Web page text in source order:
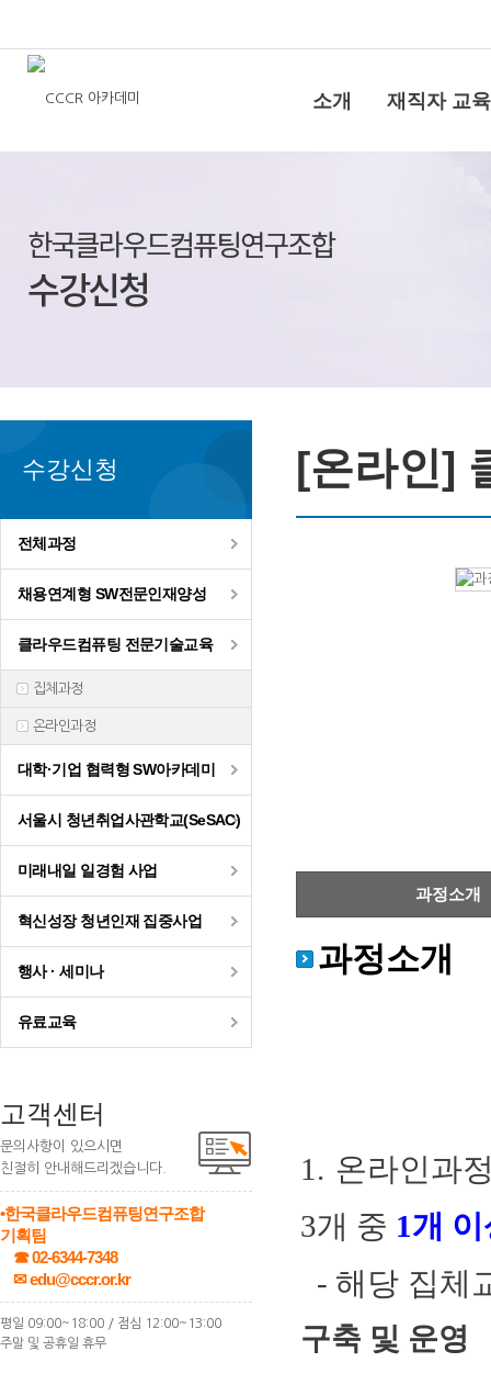
소개 재직자 교육
수강신청
전체과정
채용연계형 SW전문인재양성
클라우드컴퓨팅 전문기술교육
집체과정
온라인과정
대학·기업 협력형 SW아카데미
서울시 청년취업사관학교(SeSAC)
미래내일 일경험 사업
혁신성장 청년인재 집중사업
행사 · 세미나
유료교육
고객센터
문의사항이 있으시면
친절히 안내해드리겠습니다.
•한국클라우드컴퓨팅연구조합
기획팀
☎ 02-6344-7348
✉ edu@cccr.or.kr
평일 09:00~18:00 / 점심 12:00~13:00
주말 및 공휴일 휴무
[온라인]
과정소개
과정소개
1. 온라인과
3개 중 1개
- 해당 집체
구축 및 운영